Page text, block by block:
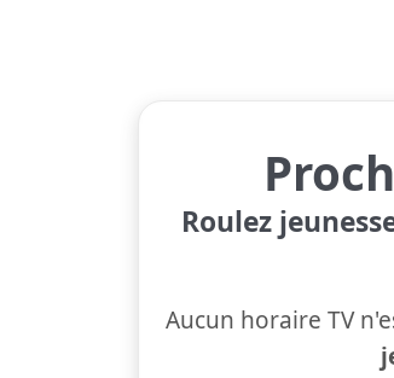
Roulez
Aucun horaire TV